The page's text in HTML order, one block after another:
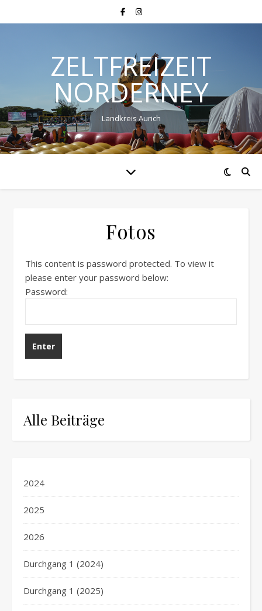
ZELTFREIZEIT
NORDERNEY
Landkreis Aurich
Fotos
This content is password protected. To view it
please enter your password below:
Password:
Alle Beiträge
2024
2025
2026
Durchgang 1 (2024)
Durchgang 1 (2025)